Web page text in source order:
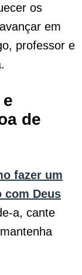
os
em
professor e
de
fazer um
com Deus
a, cante